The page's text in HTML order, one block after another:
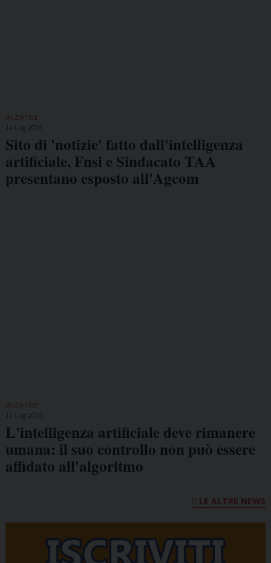
INIZIATIVE
Sito di 'notizie' fatto dall'intelligenza
artificiale, Fnsi e Sindacato TAA
presentano esposto all'Agcom
INIZIATIVE
L'intelligenza artificiale deve rimanere
umana: il suo controllo non può essere
affidato all'algoritmo
LE ALTRE NEWS